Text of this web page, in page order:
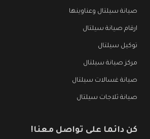
صيانة سيلتال وعناوينها
ارقام صيانة سيلتال
توكيل سيلتال
مركز صيانة سيلتال
صيانة غسالات سيلتال
صيانة ثلاجات سيلتال
كن دائما على تواصل معنا!